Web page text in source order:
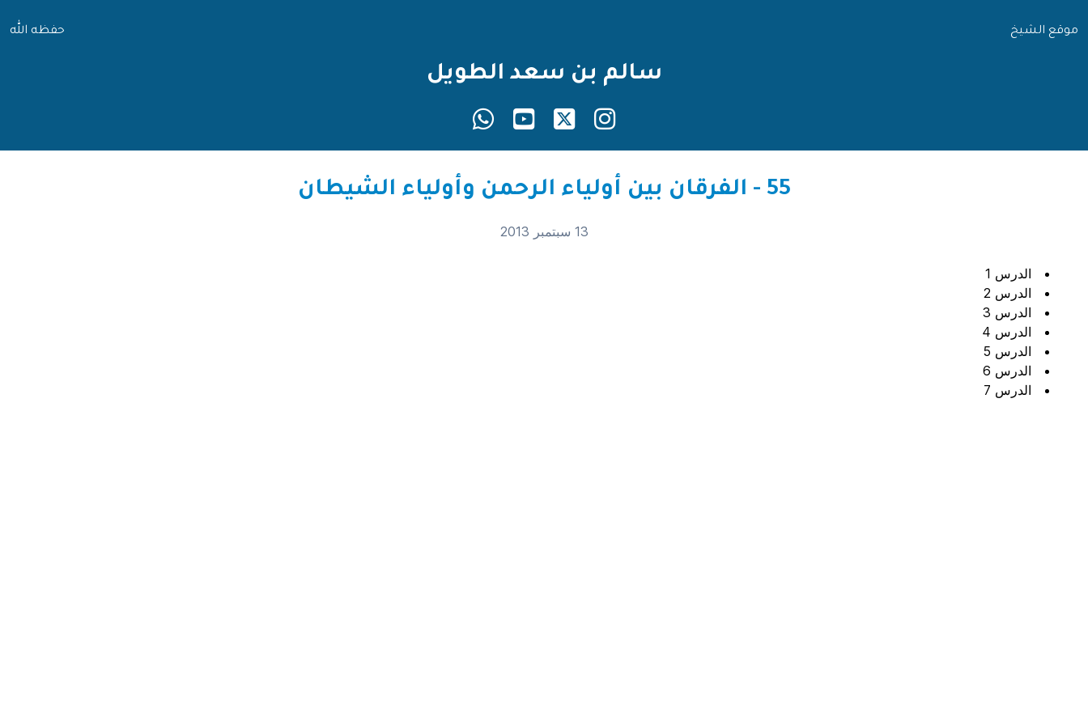
موقع الشيخ حفظه الله
سالم بن سعد الطويل
55 - الفرقان بين أولياء الرحمن وأولياء الشيطان
13 سبتمبر 2013
الدرس 1
الدرس 2
الدرس 3
الدرس 4
الدرس 5
الدرس 6
الدرس 7